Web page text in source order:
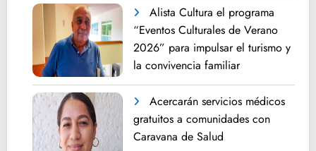
Alista Cultura el programa
“Eventos Culturales de Verano
2026” para impulsar el turismo y
la convivencia familiar
Acercarán servicios médicos
gratuitos a comunidades con
Caravana de Salud